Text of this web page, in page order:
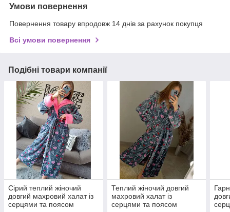
Умови повернення
Повернення товару впродовж 14 днів за рахунок покупця
Всі умови повернення
Подібні товари компанії
Сірий теплий жіночий
довгий махровий халат із
серцями та поясом
Теплий жіночий довгий
махровий халат із
серцями та поясом